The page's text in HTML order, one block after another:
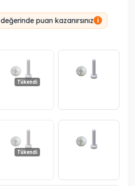
değerinde puan kazanırsınız i
Tükendi
Tükendi